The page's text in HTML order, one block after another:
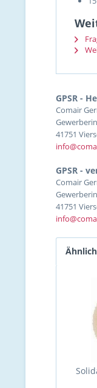
GPSR -
Comair
41751
GPSR -
Comair
41751